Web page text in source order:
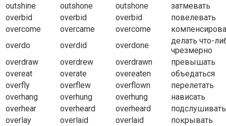
outshine
outshone outshone
затмевать
overbid
overbid overbid
повелевать
overcome
overcame overcome
overdo
overdid overdone
делать что-
чрезмерно
overdraw
overdrew overdrawn
превышать
overeat
overate overeaten
объедаться
overfly
overflew overflown
перелетать
overhang
overhung overhung
нависать
overhear
overheard overheard
подслушивать
overlay
overlaid overlaid
покрывать